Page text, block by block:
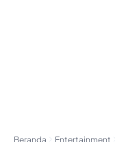
Beranda
Entertainment